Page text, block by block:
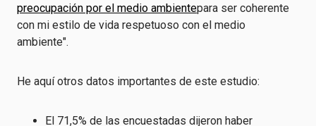
preocupación por el medio ambientepara ser coherente
con mi estilo de vida respetuoso con el medio
ambiente".
He aquí otros datos importantes de este estudio:
El 71,5% de las encuestadas dijeron haber